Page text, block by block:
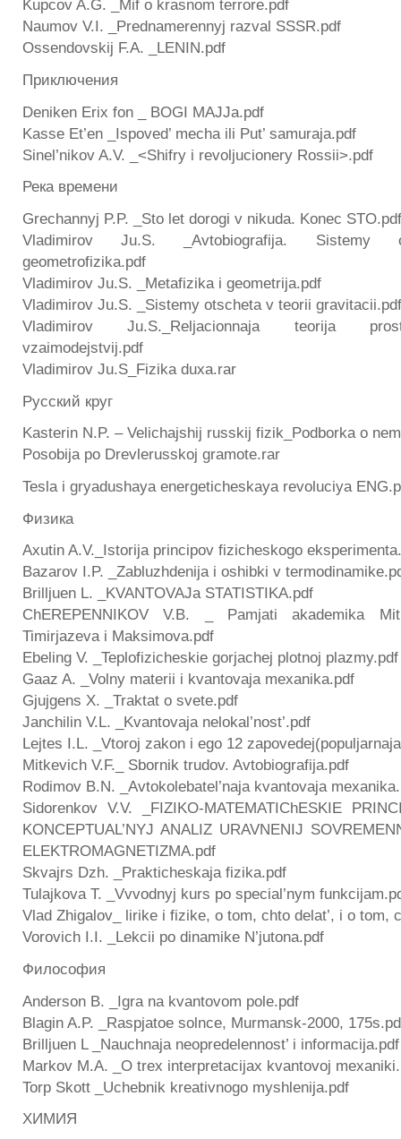
Kupcov A.G. _Mif o krasnom terrore.pdf
Naumov V.I. _Prednamerennyj razval SSSR.pdf
Ossendovskij F.A. _LENIN.pdf
Приключения
Deniken Erix fon _ BOGI MAJJa.pdf
Kasse Et’en _Ispoved’ mecha ili Put’ samuraja.pdf
Sinel’nikov A.V. _<Shifry i revoljucionery Rossii>.pdf
Река времени
Grechannyj P.P. _Sto let dorogi v nikuda. Konec STO.pdf
Vladimirov Ju.S. _Avtobiografija. Sistemy
geometrofizika.pdf
Vladimirov Ju.S. _Metafizika i geometrija.pdf
Vladimirov Ju.S. _Sistemy otscheta v teorii gravitacii.pdf
Vladimirov Ju.S._Reljacionnaja teorija
vzaimodejstvij.pdf
Vladimirov Ju.S_Fizika duxa.rar
Русский круг
Kasterin N.P. – Velichajshij russkij fizik_Podborka o
Posobija po Drevlerusskoj gramote.rar
Tesla i gryadushaya energeticheskaya revoluciya
Физика
Axutin A.V._Istorija principov fizicheskogo
Bazarov I.P. _Zabluzhdenija i oshibki v
Brilljuen L. _KVANTOVAJa STATISTIKA.pdf
ChEREPENNIKOV V.B. _ Pamjati akademika
Timirjazeva i Maksimova.pdf
Ebeling V. _Teplofizicheskie gorjachej plotnoj plazmy.pdf
Gaaz A. _Volny materii i kvantovaja mexanika.pdf
Gjujgens X. _Traktat o svete.pdf
Janchilin V.L. _Kvantovaja nelokal’nost’.pdf
Lejtes I.L. _Vtoroj zakon i ego 12
Mitkevich V.F._ Sbornik trudov. Avtobiografija.pdf
Rodimov B.N. _Avtokolebatel’naja kvantovaja
Sidorenkov V.V. _FIZIKO-MATEMATIChESKIE
KONCEPTUAL’NYJ ANALIZ URAVNENIJ
ELEKTROMAGNETIZMA.pdf
Skvajrs Dzh. _Prakticheskaja fizika.pdf
Tulajkova T. _Vvvodnyj kurs po special’nym
Vlad Zhigalov_ lirike i fizike, o tom, chto delat’, i o tom,
Vorovich I.I. _Lekcii po dinamike N’jutona.pdf
Философия
Anderson B. _Igra na kvantovom pole.pdf
Blagin A.P. _Raspjatoe solnce, Murmansk-2000,
Brilljuen L _Nauchnaja neopredelennost’ i informacija.pdf
Markov M.A. _O trex interpretacijax kvantovoj
Torp Skott _Uchebnik kreativnogo myshlenija.pdf
ХИМИЯ